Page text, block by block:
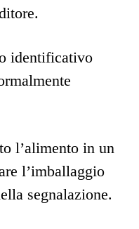
identificativo
l’alimento in un
l’imballaggio
segnalazione.